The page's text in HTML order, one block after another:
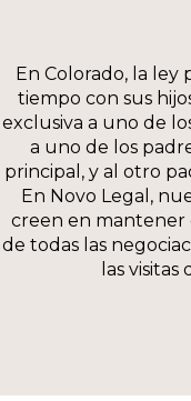
En Colorado, la ley
tiempo con sus
exclusiva a uno de
a uno de los
principal, y al otro
En Novo Legal,
creen en mantener
de todas las
las